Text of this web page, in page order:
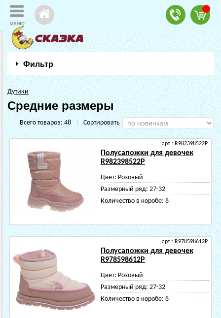
Фильтр
Дутики
Средние размеры
Всего товаров:48 | Сортировать
арт.: R982398522P
Полусапожки для девочек
R982398522P
Цвет: Розовый
Размерный ряд: 27-32
Количество в коробе: 8
арт.: R978598612P
Полусапожки для девочек
R978598612P
Цвет: Розовый
Размерный ряд: 27-32
Количество в коробе: 8